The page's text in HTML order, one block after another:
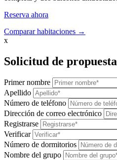
Reserva ahora
Comparar habitaciones →
x
Solicitud de propuesta
Primer nombre
Apellido
Número de teléfono
Dirección de correo electrónico
Registrarse
Verificar
Número de dormitorios
Nombre del grupo